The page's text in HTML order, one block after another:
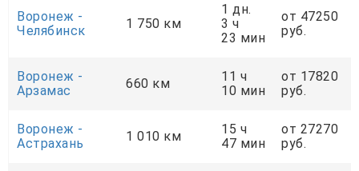
Воронеж -
Челябинск
1 750 км
1 дн.
3 ч
23 мин
от 47250
руб.
Воронеж -
Арзамас
660 км
11 ч
10 мин
от 17820
руб.
Воронеж -
Астрахань
1 010 км
15 ч
47 мин
от 27270
руб.